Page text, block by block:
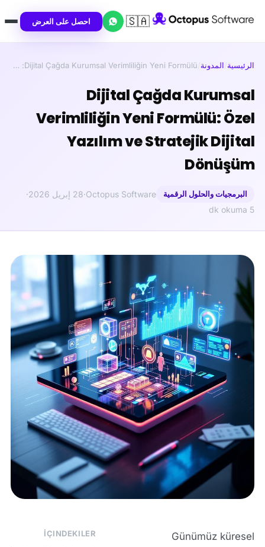
🇸🇦 احصل على العرض
الرئيسية/المدونة/
Dijital Çağda Kurumsal Verimliliğin Yeni Formülü: …
Dijital Çağda Kurumsal
Verimliliğin Yeni Formülü: Özel
Yazılım ve Stratejik Dijital
Dönüşüm
البرمجيات والحلول الرقمية Octopus Software
·28 إبريل 2026
·
5 dk okuma
İÇINDEKILER
Günümüz küresel